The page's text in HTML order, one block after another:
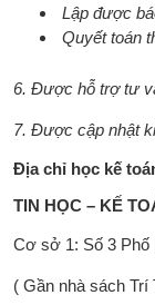
Lập được
Quyết toán
6. Được hỗ trợ tư
7. Được cập nhật
Địa chỉ học kế
TIN HỌC – KẾ
Cơ sở 1: Số 3 Phố
( Gần nhà sách